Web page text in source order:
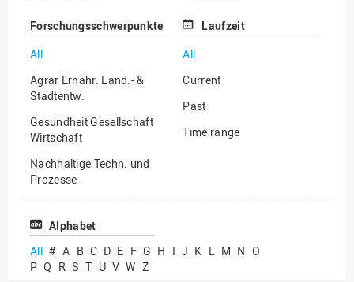
Sonstige
Forschungsschwerpunkte
All
Agrar Ernähr. Land.- &
Stadtentw.
Gesundheit Gesellschaft
Wirtschaft
Nachhaltige Techn. und
Prozesse
Vielfältiges Forschen
Laufzeit
All
Current
Past
Time range
Alphabet
All # A B C D E F G H I J K L M N O
P Q R S T U V W Z